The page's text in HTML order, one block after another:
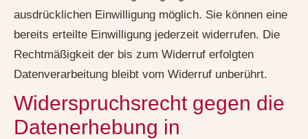
ausdrücklichen Einwilligung möglich. Sie können eine
bereits erteilte Einwilligung jederzeit widerrufen. Die
Rechtmäßigkeit der bis zum Widerruf erfolgten
Datenverarbeitung bleibt vom Widerruf unberührt.
Widerspruchsrecht gegen die
Datenerhebung in